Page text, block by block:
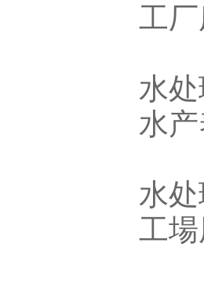
工
水
水
水
工